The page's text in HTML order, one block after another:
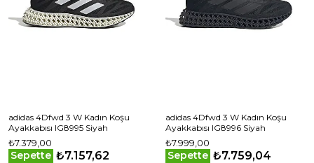
adidas 4Dfwd 3 W Kadın Koşu
Ayakkabısı IG8995 Siyah
₺7.379,00
Sepette ₺7.157,62
adidas 4Dfwd 3 W Kadın Koşu
Ayakkabısı IG8996 Siyah
₺7.999,00
Sepette ₺7.759,04